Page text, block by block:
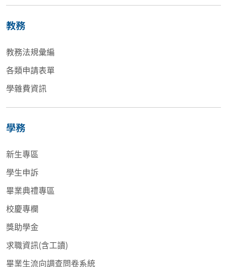
教務
教務法規彙編
各類申請表單
學雜費資訊
學務
新生專區
學生申訴
畢業典禮專區
校慶專欄
獎助學金
求職資訊(含工讀)
畢業生流向調查問卷系統